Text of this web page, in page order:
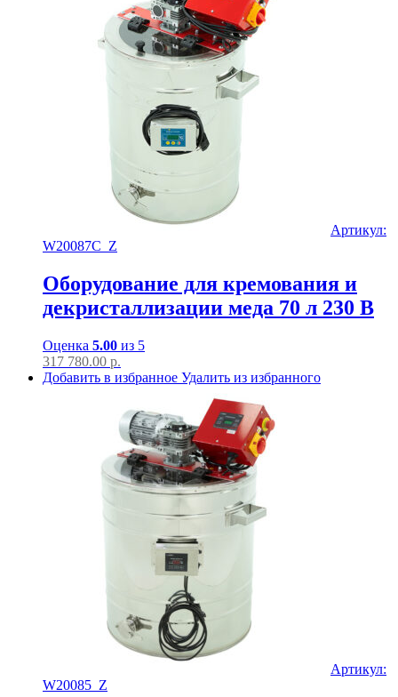
Артикул:
W20087C_Z
Оборудование для кремования и
декристаллизации меда 70 л 230 В
Оценка 5.00 из 5
317 780.00 р.
Добавить в избранное Удалить из избранного
Артикул:
W20085_Z